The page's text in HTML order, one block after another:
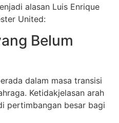
alasan Luis Enrique
United:
Belum
dalam masa transisi
Ketidakjelasan arah
pertimbangan besar bagi